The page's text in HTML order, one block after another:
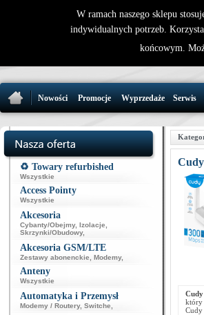
Nowości Promocje Wyprzedaże Serwis
♻️ Towary refurbished
Wszystkie
Access Pointy
Wszystkie
Akcesoria
Cybanty/Obejmy, Izolacje
Skrzynki/Obudowy,
Akcesoria GSM/LTE
Zestawy abonenckie Modemy,
Anteny
Wszystkie
Automatyka i Przemysł
Modemy / Routery, Switche
który
Cudy
W ramach naszego sklepu
indywidualnych potrzeb.
końcowym.